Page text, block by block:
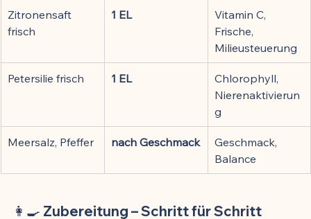
Zitronensaft
frisch
1 EL
Vitamin C,
Frische,
Milieusteuerung
Petersilie frisch 1 EL
Chlorophyll,
Nierenaktivierun
g
Meersalz, Pfeffer nach Geschmack
Geschmack,
Balance
👩‍🍳 Zubereitung – Schritt für Schritt